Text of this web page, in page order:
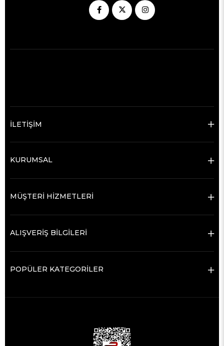
İLETİŞİM
KURUMSAL
MÜŞTERİ HİZMETLERİ
ALIŞVERİŞ BİLGİLERİ
POPÜLER KATEGORİLER